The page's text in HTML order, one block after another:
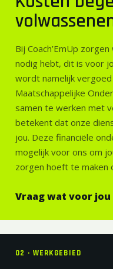
Bij Coach’EmUp
nodig hebt, dit is voor
wordt namelijk
Maatschappelijke
samen te werken met
betekent dat onze
jou. Deze financiële
mogelijk voor ons om
zorgen hoeft te maken
Vraag wat voor
02 · WERKGEBIED